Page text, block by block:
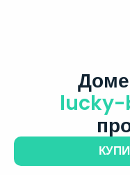
lucky-